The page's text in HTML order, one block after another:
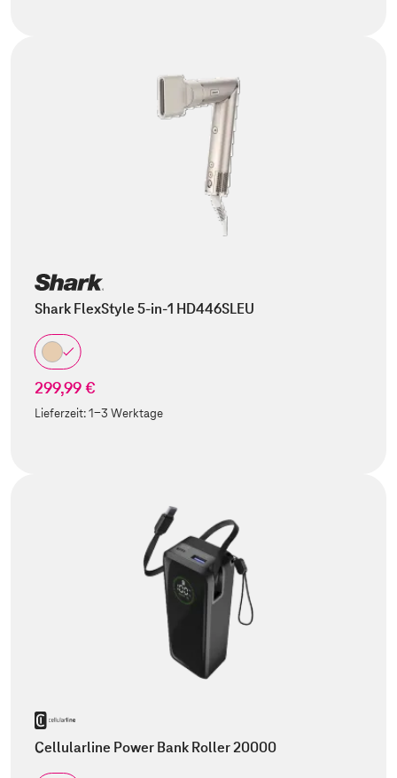
Shark FlexStyle 5-in-1 HD446SLEU
299,99 €
Lieferzeit:1-3 Werktage
Cellularline Power Bank Roller 20000